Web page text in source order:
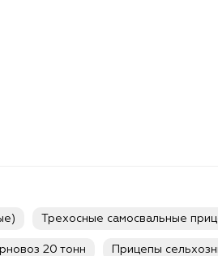
Трехосные самосвальные
20 тонн Прицепы